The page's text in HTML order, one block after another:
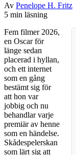
Av Penelope H. Fritz
5 min läsning
Fem filmer 2026,
en Oscar för
länge sedan
placerad i hyllan,
och ett internet
som en gång
bestämt sig för
att hon var
jobbig och nu
behandlar varje
premiär av henne
som en händelse.
Skådespelerskan
som lärt sig att